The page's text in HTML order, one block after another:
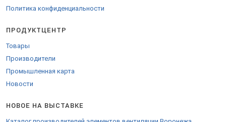
Политика конфиденциальности
ПРОДУКТЦЕНТР
Товары
Производители
Промышленная карта
Новости
НОВОЕ НА ВЫСТАВКЕ